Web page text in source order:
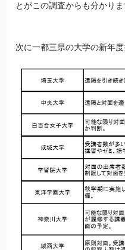
とがこの調査からも分かりま
次に一都三県の大学の新年度